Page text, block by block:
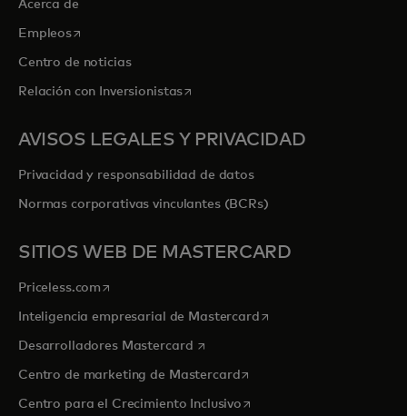
Acerca de
Empleosse abre en una pestaña nueva
Centro de noticias
Relación con Inversionistasse abre en una pestaña nueva
AVISOS LEGALES Y PRIVACIDAD
Privacidad y responsabilidad de datos
Normas corporativas vinculantes (BCRs)
SITIOS WEB DE MASTERCARD
Priceless.com se abre en una pestaña nueva
Inteligencia empresarial de Mastercardse abre en una pestaña
Desarrolladores Mastercard se abre en una pestaña nueva
Centro de marketing de Mastercardse abre en una pestaña
Centro para el Crecimiento Inclusivose abre en una pestaña